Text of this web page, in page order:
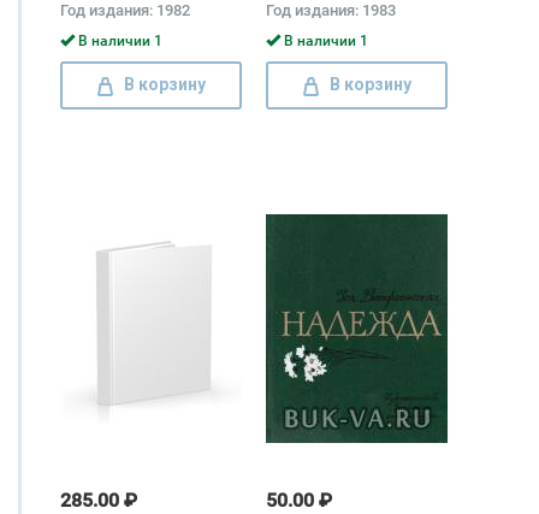
Год издания: 1982
В наличии 1
В корзину
Год издания: 1983
В наличии 1
В корзину
285.00 ₽ 50.00 ₽